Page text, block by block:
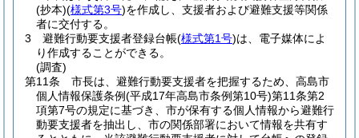
(抄本)(様式第3号)を作成し、支援者および避難支援等関係
者に交付する。
3
避難行動要支援者登録台帳(様式第1号)は、電子媒体によ
り作成することができる。
(調査)
第11条
市長は、避難行動要支援者を把握するため、高島市
個人情報保護条例(平成17年高島市条例第10号)第11条第2
項第7号の規定に基づき、市が保有する個人情報から避難行
動要支援者を抽出し、市の関係部署において情報を共有す